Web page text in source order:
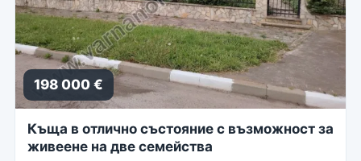
198 000 €
Къща в отлично състояние с възможност за
живеене на две семейства